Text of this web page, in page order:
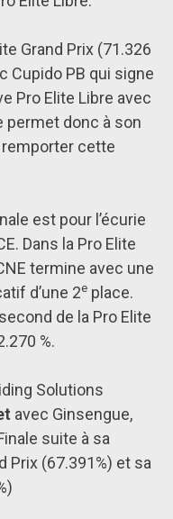
Grand Prix (71.326
Cupido PB qui signe
Pro Elite Libre avec
permet donc à son
cette
est pour l’écurie
Dans la Pro Elite
termine avec une
d’une 2e place.
de la Pro Elite
%.
Solutions
avec Ginsengue,
suite à sa
Prix (67.391%) et sa